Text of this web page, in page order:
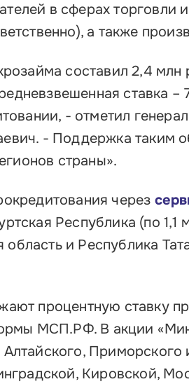
в сферах торговли и
а также
составил 2,4 млн
ставка –
- отметил
- Поддержка таким
страны».
через
Республика (по 1,1
и Республика
процентную ставку
МСП.РФ. В акции
Приморского
Кировской,